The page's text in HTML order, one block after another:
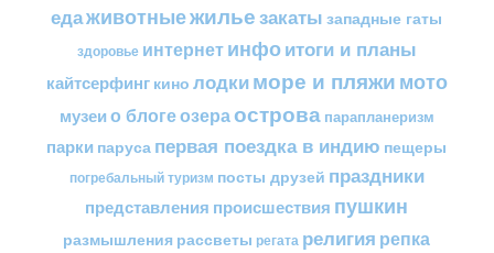
едаживотныежильезакаты западные гаты
здоровье интернетинфоитоги и планы
кайтсерфинг кино лодкиморе и пляжимото
музеи о блогеозераострова парапланеризм
парки паруса первая поездка в индию пещеры
погребальный туризм посты друзей праздники
представления происшествия пушкин
размышления рассветы регата религия репка